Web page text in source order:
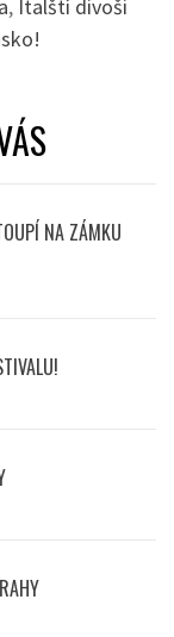
, Italští divoši
NA ZÁMKU